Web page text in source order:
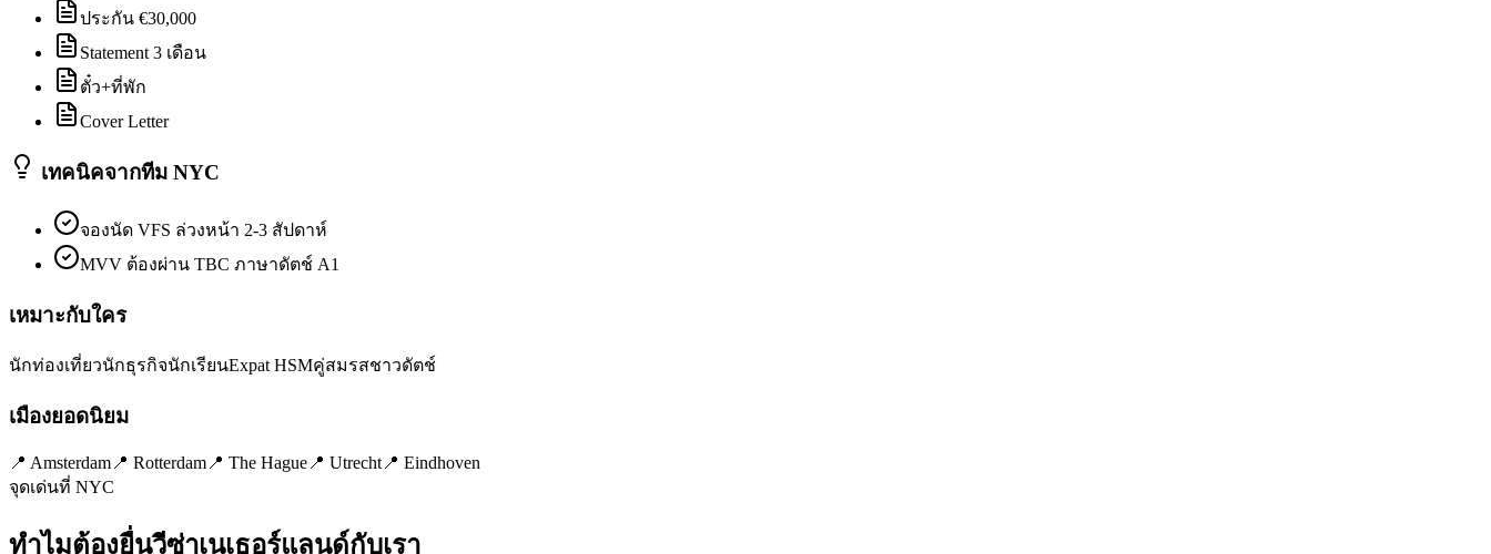
ประกัน €30,000
Statement 3 เดือน
ตั๋ว+ที่พัก
Cover Letter
เทคนิคจากทีม NYC
จองนัด VFS ล่วงหน้า 2-3 สัปดาห์
MVV ต้องผ่าน TBC ภาษาดัตช์ A1
เหมาะกับใคร
นักท่องเที่ยวนักธุรกิจนักเรียนExpat HSMคู่สมรสชาวดัตช์
เมืองยอดนิยม
📍 Amsterdam 📍 Rotterdam 📍 The Hague 📍 Utrecht 📍 Eindhoven
จุดเด่นที่ NYC
ทำไมต้องยื่นวีซ่าเนเธอร์แลนด์กับเรา